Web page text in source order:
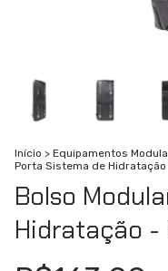
Início > Equipamentos
Porta Sistema de
Bolso
Hidratação -